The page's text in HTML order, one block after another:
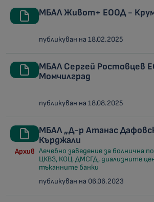
МБАЛ Живот+ ЕООД -
публикуван на 18.02.2025
МБАЛ Сергей Ростовцев
Момчилград
публикуван на 18.08.2025
Архив
МБАЛ „Д-р Атанас
Кърджали
Лечебно заведение за болнична
ЦКВЗ, КОЦ, ДМСГД, диализните
тъканните банки
публикуван на 06.06.2023